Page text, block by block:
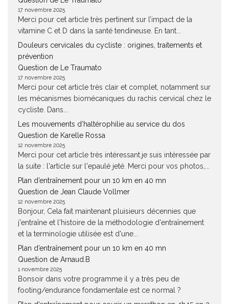
17 novembre 2025
Merci pour cet article très pertinent sur l’impact de la
vitamine C et D dans la santé tendineuse. En tant...
Douleurs cervicales du cycliste : origines, traitements et
prévention
Question de Le Traumato
17 novembre 2025
Merci pour cet article très clair et complet, notamment sur
les mécanismes biomécaniques du rachis cervical chez le
cycliste. Dans...
Les mouvements d’haltérophilie au service du dos
Question de Karelle Rossa
12 novembre 2025
Merci pour cet article très intéressant.je suis intéressée par
la suite : l'article sur l'epaulé jeté. Merci pour vos photos,...
Plan d’entraînement pour un 10 km en 40 mn
Question de Jean Claude Vollmer
12 novembre 2025
Bonjour, Cela fait maintenant pluisieurs décennies que
j'entraîne et l'histoire de la méthodologie d'entraînement
et la terminologie utilisée est d'une...
Plan d’entraînement pour un 10 km en 40 mn
Question de Arnaud.B
1 novembre 2025
Bonsoir dans votre programme il y a très peu de
footing/endurance fondamentale est ce normal ?